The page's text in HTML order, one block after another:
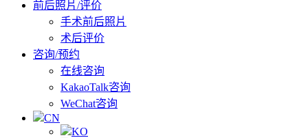
前后照片/评价
手术前后照片
术后评价
咨询/预约
在线咨询
KakaoTalk咨询
WeChat咨询
CN
KO